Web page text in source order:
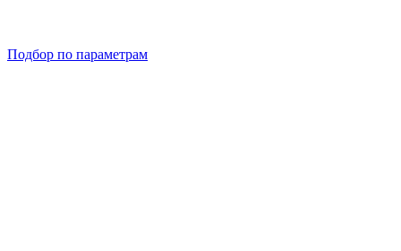
Подбор по параметрам